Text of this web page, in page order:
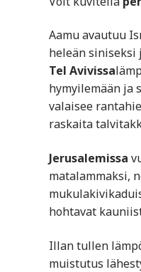
Aamu avautuu
heleän siniseksi
Tel Avivissa
hymyilemään ja
valaisee
raskaita
Jerusalemissa
matalammaksi,
hohtavat
Illan tullen
muistutus